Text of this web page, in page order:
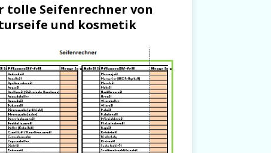
tolle Seifenrechner von
und kosmetik